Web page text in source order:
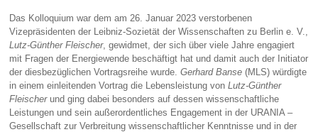
Das Kolloquium war dem am 26. Januar 2023 verstorbenen
Vizepräsidenten der Leibniz-Sozietät der Wissenschaften zu Berlin e. V.,
Lutz-Günther Fleischer, gewidmet, der sich über viele Jahre engagiert
mit Fragen der Energiewende beschäftigt hat und damit auch der Initiator
der diesbezüglichen Vortragsreihe wurde.Gerhard Banse (MLS) würdigte
in einem einleitenden Vortrag die Lebensleistung vonLutz-Günther
Fleischerund ging dabei besonders auf dessen wissenschaftliche
Leistungen und sein außerordentliches Engagement in der URANIA –
Gesellschaft zur Verbreitung wissenschaftlicher Kenntnisse und in der